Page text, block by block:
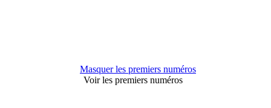
Masquer les premiers numéros
Voir les premiers numéros